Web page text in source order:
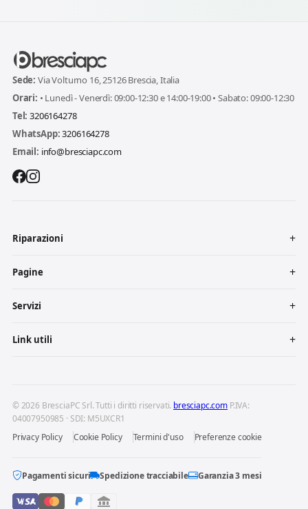
Sede: Via Volturno 16, 25126 Brescia, Italia
Orari: • Lunedì - Venerdì: 09:00-12:30 e 14:00-19:00 • Sabato: 09:00-12:30
Tel: 3206164278
WhatsApp:3206164278
Email: info@bresciapc.com
Riparazioni
Pagine
Servizi
Link utili
© 2026 BresciaPC Srl. Tutti i diritti riservati. bresciapc.com P.IVA:
04007950985 · SDI: M5UXCR1
Privacy Policy
Cookie Policy Termini d'uso Preferenze cookie
Pagamenti sicuri Spedizione tracciabile Garanzia 3 mesi